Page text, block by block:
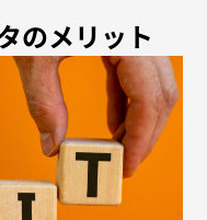
のメリット